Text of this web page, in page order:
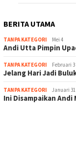
BERITA UTAMA
TANPA KATEGORI Mei 4
Andi Utta Pimpin
TANPA KATEGORI Februari 3
Jelang Hari Jadi
TANPA KATEGORI Januari 31
Ini Disampaikan